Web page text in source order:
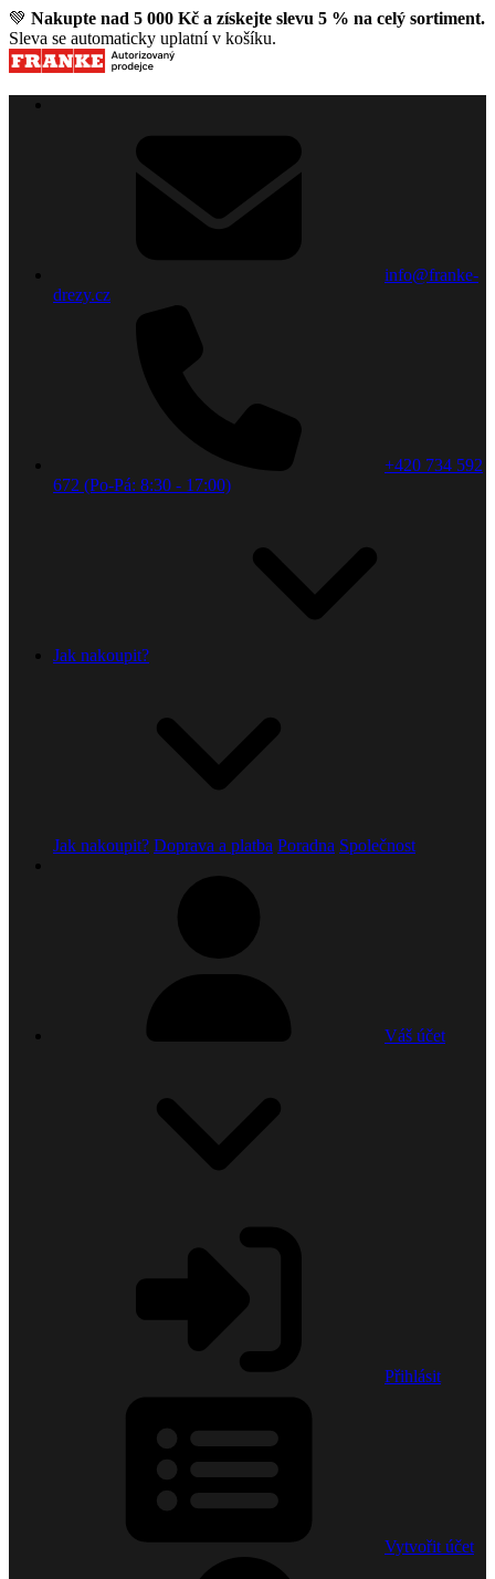
💚 Nakupte nad 5 000 Kč a získejte slevu 5 % na celý sortiment.
Sleva se automaticky uplatní v košíku.
info@franke-
drezy.cz
+420 734 592
672 (Po-Pá: 8:30 - 17:00)
Jak nakoupit?
Jak nakoupit? Doprava a platba Poradna Společnost
Váš účet
Přihlásit
Vytvořit účet